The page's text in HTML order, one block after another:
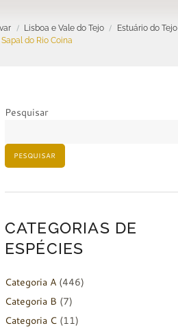
Lisboa e Vale do Tejo
Estuário do Tejo
do Rio Coina
Pesquisar
PESQUISAR
CATEGORIAS DE
ESPÉCIES
Categoria A(446)
Categoria B (7)
Categoria C(11)